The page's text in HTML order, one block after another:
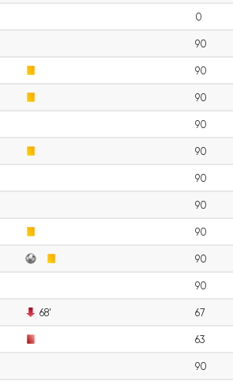
0
90
90
90
90
90
90
90
90
90
90
68' 67
63
90